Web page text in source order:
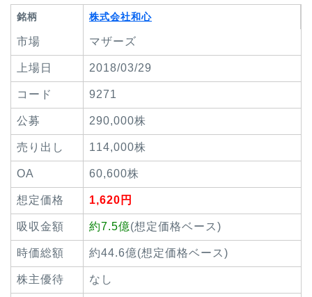
銘柄 株式会社和心
市場 マザーズ
上場日 2018/03/29
コード 9271
公募 290,000株
売り出し 114,000株
OA 60,600株
想定価格 1,620円
吸収金額 約7.5億(想定価格ベース)
時価総額 約44.6億(想定価格ベース)
株主優待 なし